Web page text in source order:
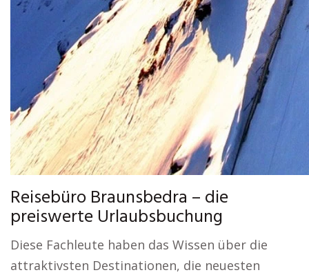
Reisebüro Braunsbedra – die
preiswerte Urlaubsbuchung
Diese Fachleute haben das Wissen über die
attraktivsten Destinationen, die neuesten